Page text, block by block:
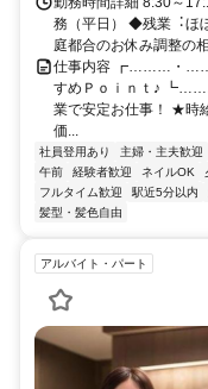
務（平日） ◆残業︓ほ
庭都合のお休み調整の
仕事内容 ┏………・
すめＰｏｉｎｔ♪
業で安定お仕事！ ★時
価...
社員登用あり 主婦・主夫歓迎
午前
経験者歓迎 ネイルOK
フルタイム歓迎
駅近5分以内
髪型・髪色自由
アルバイト・パート